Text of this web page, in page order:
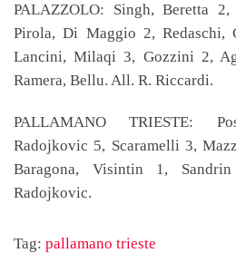
PALAZZOLO: Singh, Beretta
Pirola, Di Maggio 2, Redaschi,
Lancini, Milaqi 3, Gozzini 2,
Ramera, Bellu. All. R. Riccardi.
PALLAMANO TRIESTE:
Radojkovic 5, Scaramelli 3,
Baragona, Visintin 1,
Radojkovic.
Tag: pallamano trieste